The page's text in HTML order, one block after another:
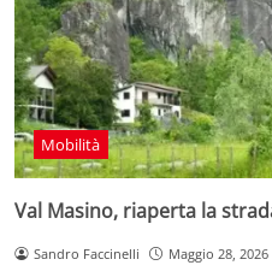
Mobilità
Val Masino, riaperta la
Sandro Faccinelli Maggio 28, 2026